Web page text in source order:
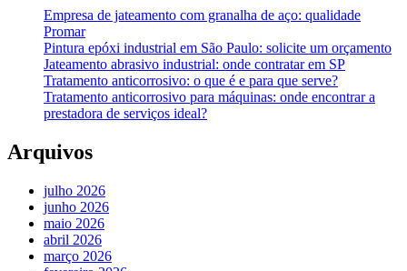
Empresa de jateamento com granalha de aço: qualidade
Promar
Pintura epóxi industrial em São Paulo: solicite um orçamento
Jateamento abrasivo industrial: onde contratar em SP
Tratamento anticorrosivo: o que é e para que serve?
Tratamento anticorrosivo para máquinas: onde encontrar a
prestadora de serviços ideal?
Arquivos
julho 2026
junho 2026
maio 2026
abril 2026
março 2026